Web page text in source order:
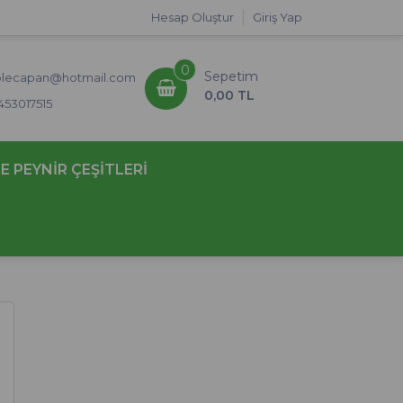
Giriş Yap
Hesap Oluştur
0
Sepetim
0,00 TL
PEYNİR ÇEŞİTLERİ